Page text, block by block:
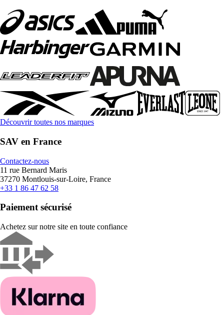
Découvrir toutes nos marques
SAV en France
Contactez-nous
11 rue Bernard Maris
37270 Montlouis-sur-Loire, France
+33 1 86 47 62 58
Paiement sécurisé
Achetez sur notre site en toute confiance